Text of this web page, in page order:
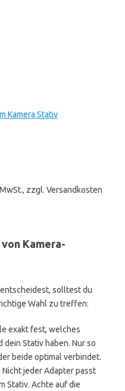
Kamera Stativ
zzgl. Versandkosten
Kamera-
solltest du
Wahl zu treffen:
exakt fest, welches
dein Stativ haben. Nur so
beide optimal verbindet.
jeder Adapter passt
Stativ. Achte auf die